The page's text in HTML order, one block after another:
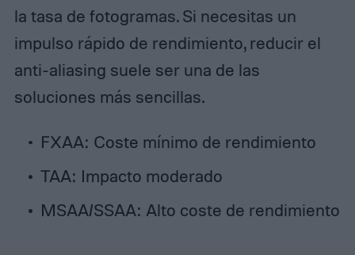
la tasa de fotogramas. Si necesitas un
impulso rápido de rendimiento, reducir el
anti-aliasing suele ser una de las
soluciones más sencillas.
FXAA: Coste mínimo de rendimiento
TAA: Impacto moderado
MSAA/SSAA: Alto coste de rendimiento